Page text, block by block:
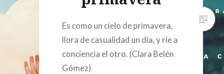
Es como un cielo de primavera,
llora de casualidad un día, y ríe a
conciencia el otro. (Clara Belén
Gómez)